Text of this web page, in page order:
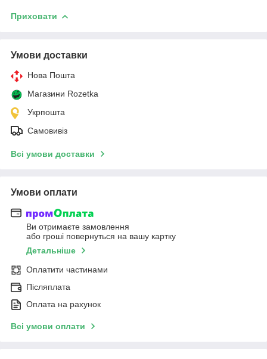
Приховати
Умови доставки
Нова Пошта
Магазини Rozetka
Укрпошта
Самовивіз
Всі умови доставки
Умови оплати
Ви отримаєте замовлення
або гроші повернуться на вашу картку
Детальніше
Оплатити частинами
Післяплата
Оплата на рахунок
Всі умови оплати